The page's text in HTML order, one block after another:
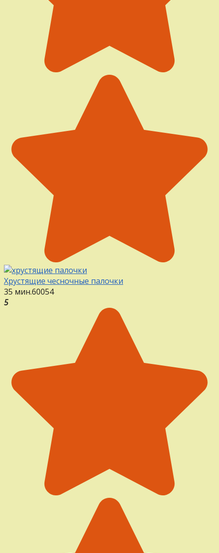
Хрустящие чесночные палочки
35 мин.60054
5